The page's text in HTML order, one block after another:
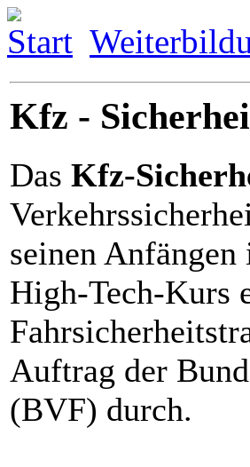
Start
Kfz -
Das Kfz-
seinen
High-Tech-Kurs
Auftrag der
(BVF) durch.